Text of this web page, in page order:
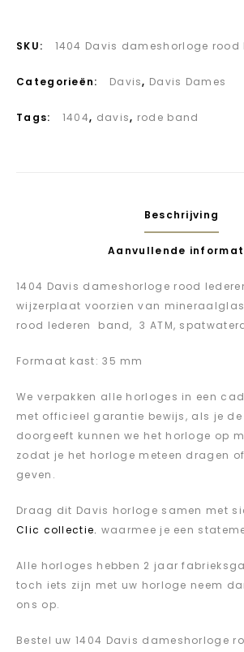
SKU: 1404 Davis dameshorloge rood
Categorieën: Davis, Davis Dames
Tags: 1404, davis, rode band
Beschrijving
Aanvullende
1404 Davis dameshorloge rood
wijzerplaat voorzien van
rood lederen band, 3 ATM,
Formaat kast: 35 mm
We verpakken alle horloges in een
met officieel garantie bewijs, als je
doorgeeft kunnen we het horloge op
zodat je het horloge meteen dragen
geven.
Draag dit Davis horloge samen met
Clic collectie. waarmee je een
Alle horloges hebben 2 jaar
toch iets zijn met uw horloge neem
ons op.
Bestel uw 1404 Davis dameshorloge